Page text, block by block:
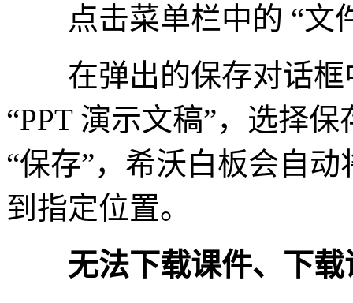
点击菜单栏中的 “文件
在弹出的保存对话框
“PPT 演示文稿”，选择
“保存”，希沃白板会自
到指定位置。
无法下载课件、下载